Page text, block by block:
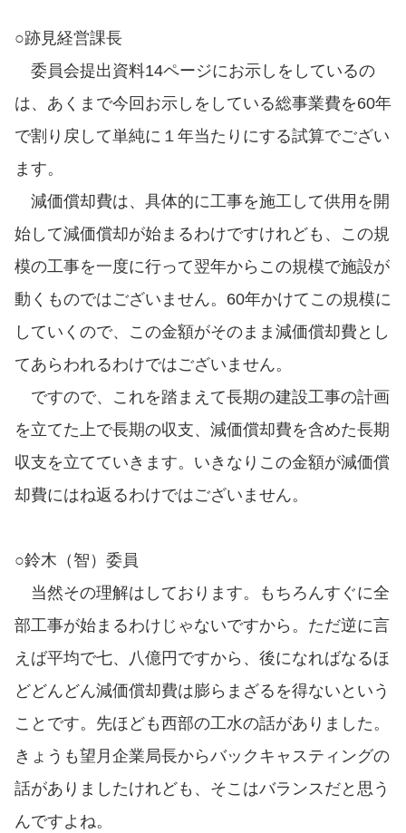
○跡見経営課長
委員会提出資料14ページにお示しをしているの
は、あくまで今回お示しをしている総事業費を60年
で割り戻して単純に１年当たりにする試算でござい
ます。
減価償却費は、具体的に工事を施工して供用を開
始して減価償却が始まるわけですけれども、この規
模の工事を一度に行って翌年からこの規模で施設が
動くものではございません。60年かけてこの規模に
していくので、この金額がそのまま減価償却費とし
てあらわれるわけではございません。
ですので、これを踏まえて長期の建設工事の計画
を立てた上で長期の収支、減価償却費を含めた長期
収支を立てていきます。いきなりこの金額が減価償
却費にはね返るわけではございません。
○鈴木（智）委員
当然その理解はしております。もちろんすぐに全
部工事が始まるわけじゃないですから。ただ逆に言
えば平均で七、八億円ですから、後になればなるほ
どどんどん減価償却費は膨らまざるを得ないという
ことです。先ほども西部の工水の話がありました。
きょうも望月企業局長からバックキャスティングの
話がありましたけれども、そこはバランスだと思う
んですよね。